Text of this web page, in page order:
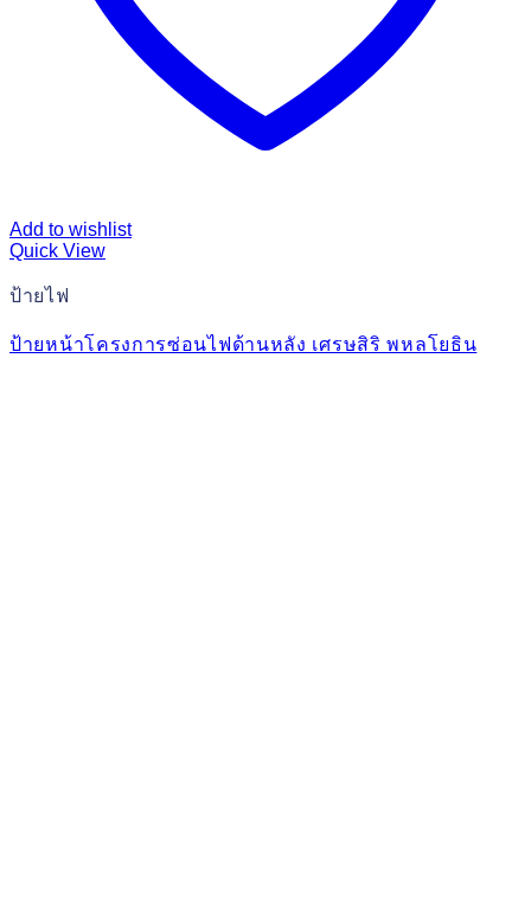
Add to wishlist
Quick View
ป้ายไฟ
ป้ายหน้าโครงการซ่อนไฟด้านหลัง เศรษสิริ พหลโยธิน